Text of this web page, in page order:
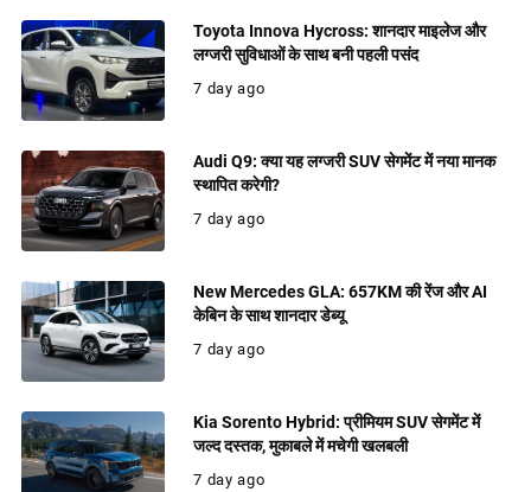
Toyota Innova Hycross: शानदार माइलेज और
लग्जरी सुविधाओं के साथ बनी पहली पसंद
7 day ago
Audi Q9: क्या यह लग्जरी SUV सेगमेंट में नया मानक
स्थापित करेगी?
7 day ago
New Mercedes GLA: 657KM की रेंज और AI
केबिन के साथ शानदार डेब्यू
7 day ago
Kia Sorento Hybrid: प्रीमियम SUV सेगमेंट में
जल्द दस्तक, मुकाबले में मचेगी खलबली
7 day ago